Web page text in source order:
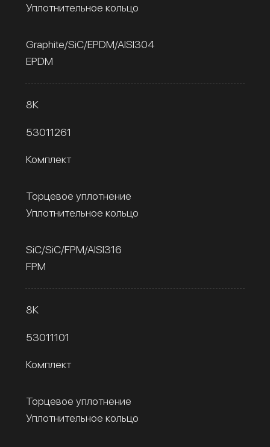
Уплотнительное кольцо
Graphite/SiC/EPDM/AISI304
EPDM
8К
53011261
Комплект
Торцевое уплотнение
Уплотнительное кольцо
SiC/SiC/FPM/AISI316
FPM
8К
53011101
Комплект
Торцевое уплотнение
Уплотнительное кольцо